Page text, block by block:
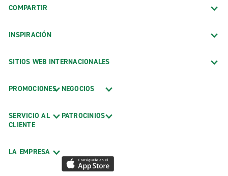
COMPARTIR
INSPIRACIÓN
SITIOS WEB INTERNACIONALES
PROMOCIONES
SERVICIO AL
CLIENTE
LA EMPRESA
NEGOCIOS
PATROCINIOS